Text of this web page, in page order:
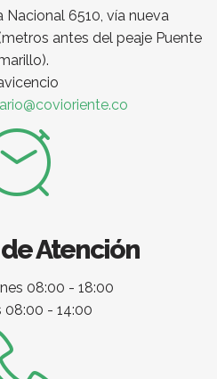
Nacional 6510, vía nueva
antes del peaje Puente
Atención
08:00 - 18:00
08:00 - 14:00